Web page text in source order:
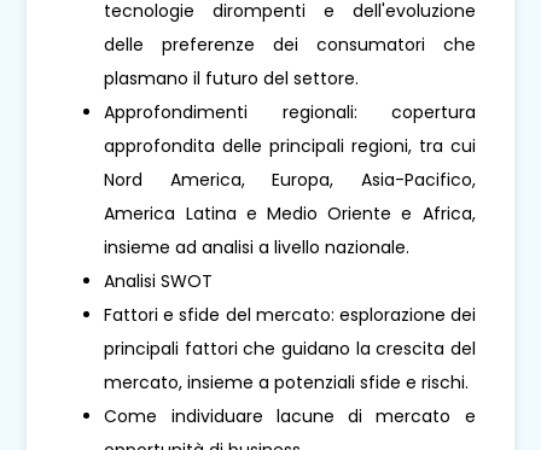
tecnologie dirompenti e dell'evoluzione
delle preferenze dei consumatori che
plasmano il futuro del settore.
Approfondimenti regionali: copertura
approfondita delle principali regioni, tra cui
Nord America, Europa, Asia-Pacifico,
America Latina e Medio Oriente e Africa,
insieme ad analisi a livello nazionale.
Analisi SWOT
Fattori e sfide del mercato: esplorazione dei
principali fattori che guidano la crescita del
mercato, insieme a potenziali sfide e rischi.
Come individuare lacune di mercato e